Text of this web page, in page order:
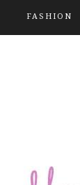
FASHION